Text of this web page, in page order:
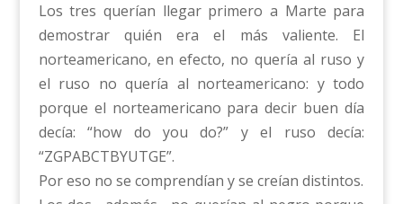
Los tres querían llegar primero a Marte para
demostrar quién era el más valiente. El
norteamericano, en efecto, no quería al ruso y
el ruso no quería al norteamericano: y todo
porque el norteamericano para decir buen día
decía: “how do you do?” y el ruso decía:
“ZGPABCTBYUTGE”.
Por eso no se comprendían y se creían distintos.